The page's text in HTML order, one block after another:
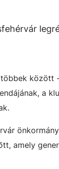
többek
a
amely